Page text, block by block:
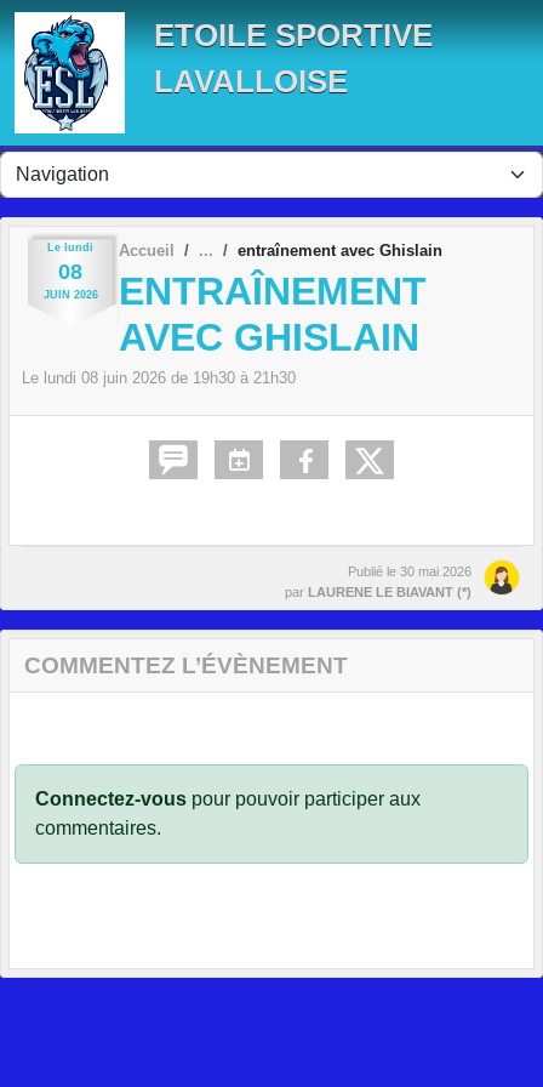
ETOILE SPORTIVE
LAVALLOISE
Le lundi
08
JUIN 2026
Accueil entraînement avec Ghislain
ENTRAÎNEMENT
AVEC GHISLAIN
Le lundi 08 juin 2026 de 19h30 à 21h30
Publié le 30 mai 2026
par LAURENE LE BIAVANT (*)
COMMENTEZ L’ÉVÈNEMENT
Connectez-vous pour pouvoir participer aux
commentaires.
Panneau de gestion des cookies